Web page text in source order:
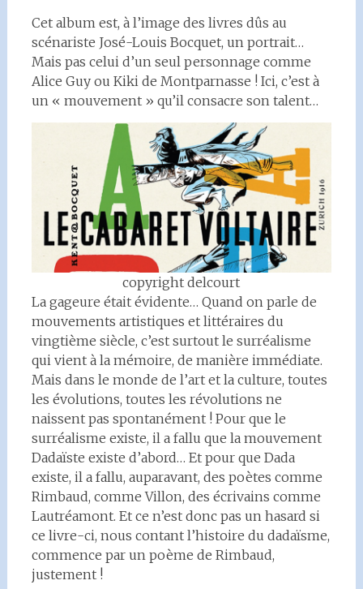
Cet album est, à l’image des livres dûs au
scénariste José-Louis Bocquet, un portrait…
Mais pas celui d’un seul personnage comme
Alice Guy ou Kiki de Montparnasse ! Ici, c’est à
un « mouvement » qu’il consacre son talent…
copyright delcourt
La gageure était évidente… Quand on parle de
mouvements artistiques et littéraires du
vingtième siècle, c’est surtout le surréalisme
qui vient à la mémoire, de manière immédiate.
Mais dans le monde de l’art et la culture, toutes
les évolutions, toutes les révolutions ne
naissent pas spontanément ! Pour que le
surréalisme existe, il a fallu que la mouvement
Dadaïste existe d’abord… Et pour que Dada
existe, il a fallu, auparavant, des poètes comme
Rimbaud, comme Villon, des écrivains comme
Lautréamont. Et ce n’est donc pas un hasard si
ce livre-ci, nous contant l’histoire du dadaïsme,
commence par un poème de Rimbaud,
justement !